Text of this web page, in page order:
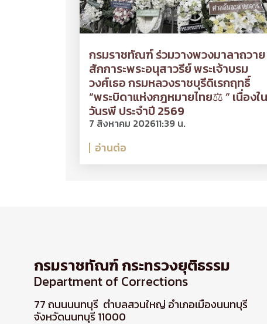
กรมราชทัณฑ์ ร่วมวางพวงมาลาถวาย
สักการะพระอนุสาวรีย์ พระเจ้าบรม
วงศ์เธอ กรมหลวงราชบุรีดิเรกฤทธิ์
“พระบิดาแห่งกฎหมายไทย⚖ ” เนื่องใน
วันรพี ประจำปี 2569
7 สิงหาคม 202611:39 น.
อ่านต่อ
กรมราชทัณฑ์ กระทรวงยุติธรรม
Department of Corrections
77 ถนนนนทบุรี ตำบลสวนใหญ่ อำเภอเมืองนนทบุรี
จังหวัดนนทบุรี 11000